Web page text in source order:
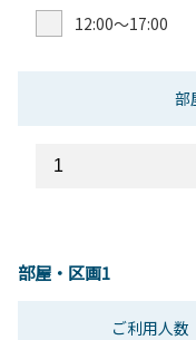
12:00〜17:00
部
部屋・区画1
ご利用人数